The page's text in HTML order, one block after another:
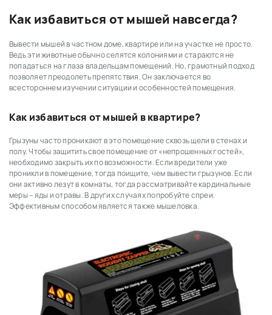
Как избавиться от мышей навсегда?
Вывести мышей в частном доме, квартире или на участке не просто.
Ведь эти животные обычно селятся колониями и стараются не
попадаться на глаза владельцам помещений. Но, грамотный подход
позволяет преодолеть препятствия. Он заключается во
всестороннем изучении ситуации и особенностей помещения.
Как избавиться от мышей в квартире?
Грызуны часто проникают в это помещение сквозь щели в стенах и
полу. Чтобы защитить свое помещение от «непрошенных гостей»,
необходимо закрыть их по возможности. Если вредители уже
проникли в помещение, тогда поищите, чем вывести грызунов. Если
они активно лезут в комнаты, тогда рассматривайте кардинальные
меры – яды и отравы. В других случаях попробуйте спреи.
Эффективным способом является также мышеловка.